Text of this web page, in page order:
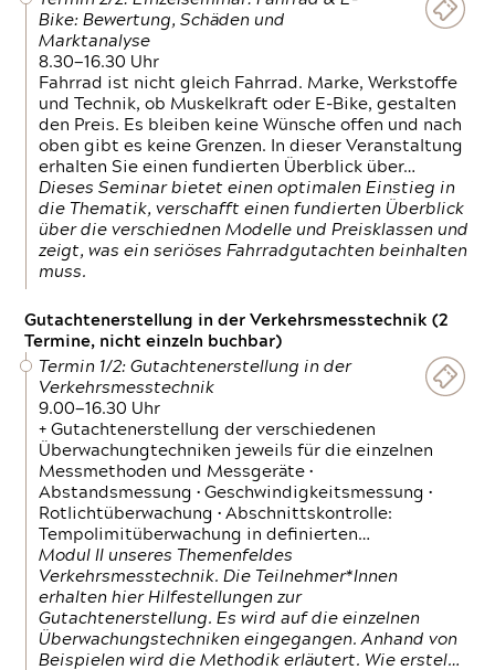
Bike: Bewertung, Schäden und
Marktanalyse
8.30—16.30 Uhr
Fahrrad ist nicht gleich Fahrrad. Marke, Werkstoffe
und Technik, ob Muskelkraft oder E-Bike, gestalten
den Preis. Es bleiben keine Wünsche offen und nach
oben gibt es keine Grenzen. In dieser Veranstaltung
erhalten Sie einen fundierten Überblick über…
Dieses Seminar bietet einen optimalen Einstieg in
die Thematik, verschafft einen fundierten Überblick
über die verschiednen Modelle und Preisklassen und
zeigt, was ein seriöses Fahrradgutachten beinhalten
muss.
Gutachtenerstellung in der Verkehrsmesstechnik (2
Termine, nicht einzeln buchbar)
Termin 1/2: Gutachtenerstellung in der
Verkehrsmesstechnik
9.00—16.30 Uhr
+ Gutachtenerstellung der verschiedenen
Überwachungtechniken jeweils für die einzelnen
Messmethoden und Messgeräte •
Abstandsmessung • Geschwindigkeitsmessung •
Rotlichtüberwachung • Abschnittskontrolle:
Tempolimitüberwachung in definierten…
Modul II unseres Themenfeldes
Verkehrsmesstechnik. Die Teilnehmer*Innen
erhalten hier Hilfestellungen zur
Gutachtenerstellung. Es wird auf die einzelnen
Überwachungstechniken eingegangen. Anhand von
Beispielen wird die Methodik erläutert. Wie erstel…